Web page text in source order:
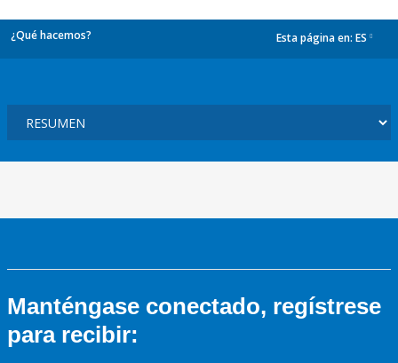
¿Qué hacemos? Esta página en: ES
Manténgase conectado, regístrese
para recibir: